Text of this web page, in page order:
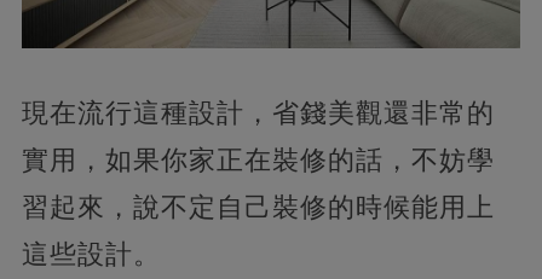
現在流行這種設計，省錢美觀還非常的
實用，如果你家正在裝修的話，不妨學
習起來，說不定自己裝修的時候能用上
這些設計。